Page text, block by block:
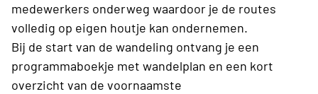
medewerkers onderweg waardoor je de routes
volledig op eigen houtje kan ondernemen.
Bij de start van de wandeling ontvang je een
programmaboekje met wandelplan en een kort
overzicht van de voornaamste